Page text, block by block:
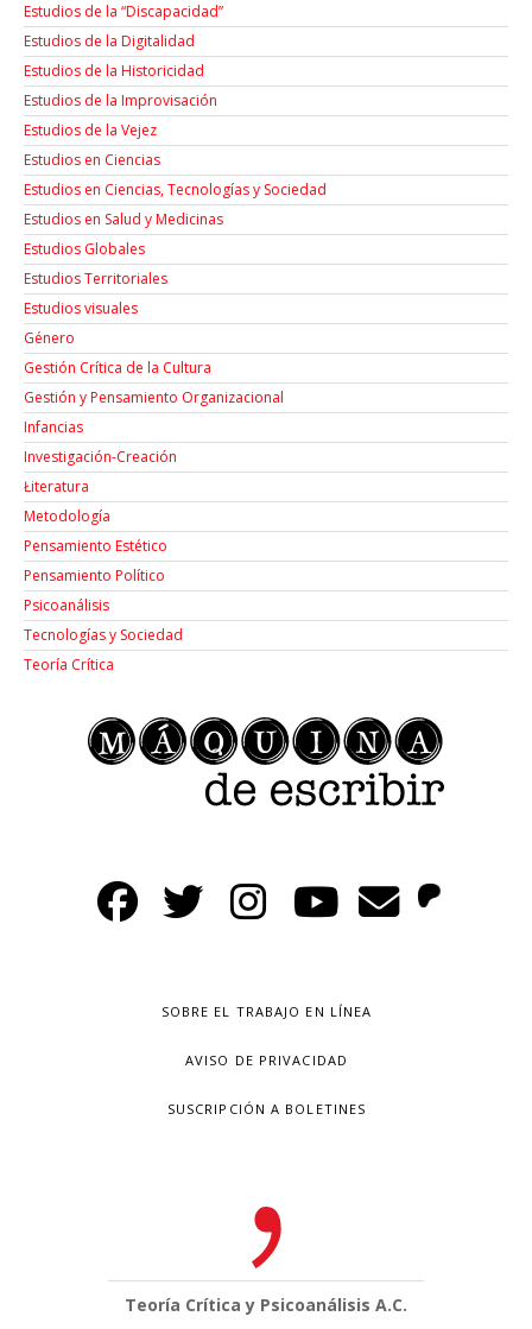
Estudios de la “Discapacidad”
Estudios de la Digitalidad
Estudios de la Historicidad
Estudios de la Improvisación
Estudios de la Vejez
Estudios en Ciencias
Estudios en Ciencias, Tecnologías y Sociedad
Estudios en Salud y Medicinas
Estudios Globales
Estudios Territoriales
Estudios visuales
Género
Gestión Crítica de la Cultura
Gestión y Pensamiento Organizacional
Infancias
Investigación-Creación
Łiteratura
Metodología
Pensamiento Estético
Pensamiento Político
Psicoanálisis
Tecnologías y Sociedad
Teoría Crítica
SOBRE EL TRABAJO EN LÍNEA
AVISO DE PRIVACIDAD
SUSCRIPCIÓN A BOLETINES
Teoría Crítica y Psicoanálisis A.C.